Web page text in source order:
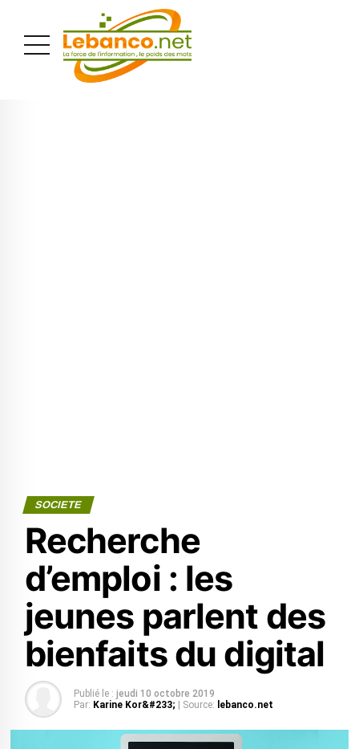
SOCIETE
Recherche
d’emploi : les
jeunes parlent des
bienfaits du digital
Publié le : jeudi 10 octobre 2019
Par: Karine Kor&#233; | Source: lebanco.net